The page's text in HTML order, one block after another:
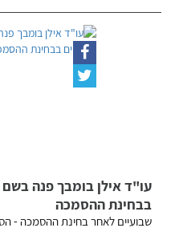
עו"ד אילן בומבך פנה
בבחינת ההסמכה
שבועיים לאחר בחינת ההסמכה -